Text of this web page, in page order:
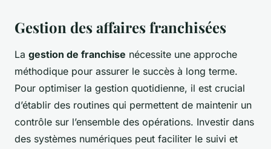
Gestion des affaires franchisées
La gestion de franchise nécessite une approche
méthodique pour assurer le succès à long terme.
Pour optimiser la gestion quotidienne, il est crucial
d’établir des routines qui permettent de maintenir un
contrôle sur l’ensemble des opérations. Investir dans
des systèmes numériques peut faciliter le suivi et